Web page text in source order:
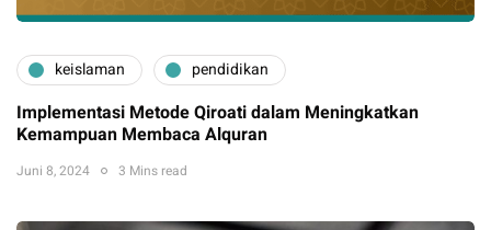
keislaman pendidikan
Implementasi Metode Qiroati dalam Meningkatkan
Kemampuan Membaca Alquran
Juni 8, 2024 3 Mins read